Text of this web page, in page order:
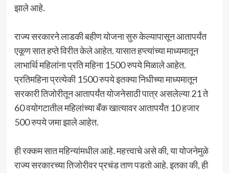
झाले आहे.
राज्य सरकारने लाडकी बहीण योजना सुरु केल्यापासून आतापर्यंत
एकूण सात हप्ते विरीत केले आहेत. यासात हप्त्यांच्या माध्यमातून
लाभार्थि महिलांना प्रति महिना 1500 रुपये मिळाले आहेत.
प्रतिमहिना प्रत्येकी 1500 रुपये इतक्या निधीच्या माध्यमातून
सरकारी तिजोरीतून आतापर्यंत योजनेसाठी पात्र असलेल्या 21 ते
60 वयोगटातील महिलांच्या बँक खात्यावर आतापर्यंत 10 हजार
500 रुपये जमा झाले आहेत.
ही रक्कम सात महिन्यांमधील आहे. महत्त्वाचे असे की, या योजनेमुळे
राज्य सरकारच्या तिजोरीवर प्रचंड ताण पडतो आहे. इतका की, ही